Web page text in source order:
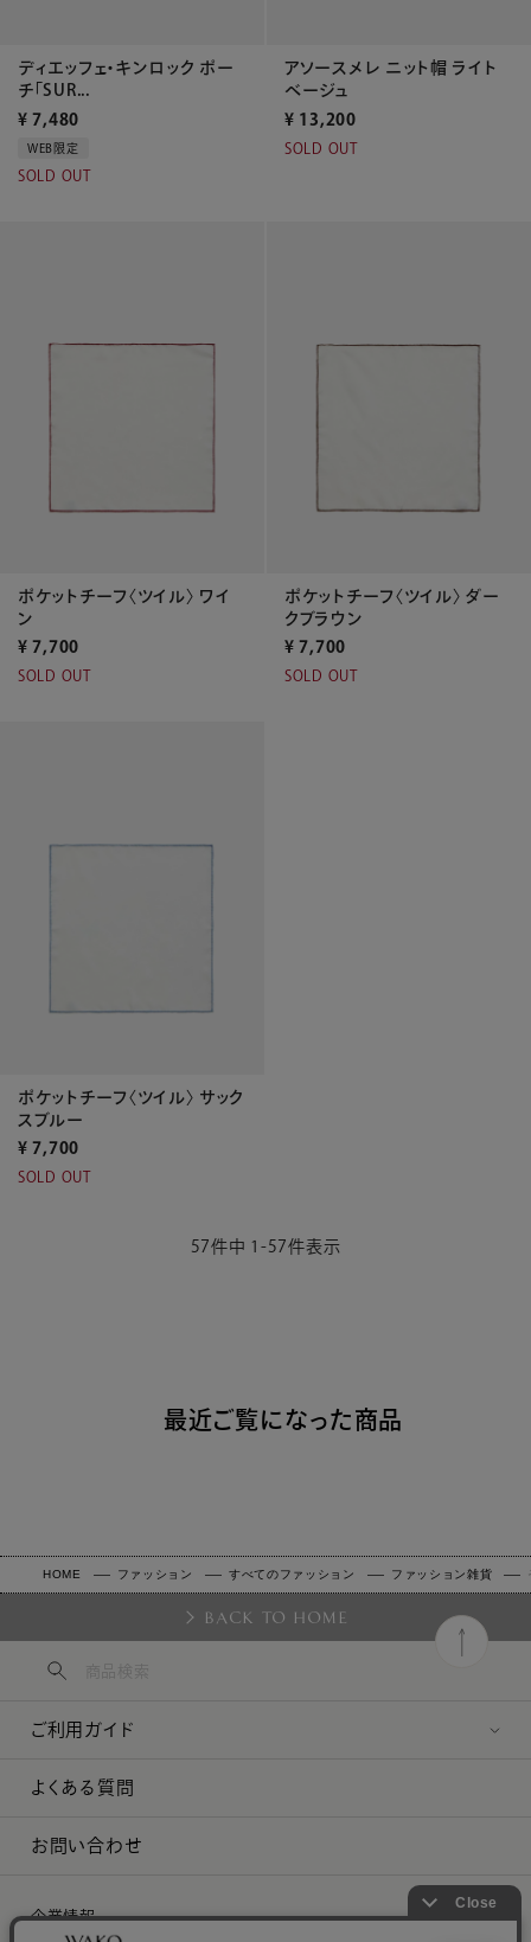
ディエッフェ・キンロック ポー
チ「SUR...
¥ 7,480
WEB限定
SOLD OUT
アソースメレ ニット帽 ライト
ベージュ
¥ 13,200
SOLD OUT
ポケットチーフ〈ツイル〉 ワイ
ン
¥ 7,700
SOLD OUT
ポケットチーフ〈ツイル〉 ダー
クブラウン
¥ 7,700
SOLD OUT
ポケットチーフ〈ツイル〉 サック
スブルー
¥ 7,700
SOLD OUT
57件中 1 -57件表示
最近ご覧になった商品
HOME ファッション すべてのファッション ファッション雑貨
BACK TO HOME
ご利用ガイド
よくある質問
お問い合わせ
企業情報